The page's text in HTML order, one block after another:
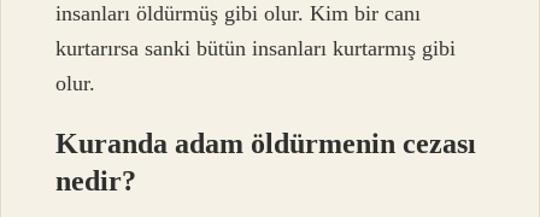
insanları öldürmüş gibi olur. Kim bir canı
kurtarırsa sanki bütün insanları kurtarmış gibi
olur.
Kuranda adam öldürmenin cezası
nedir?